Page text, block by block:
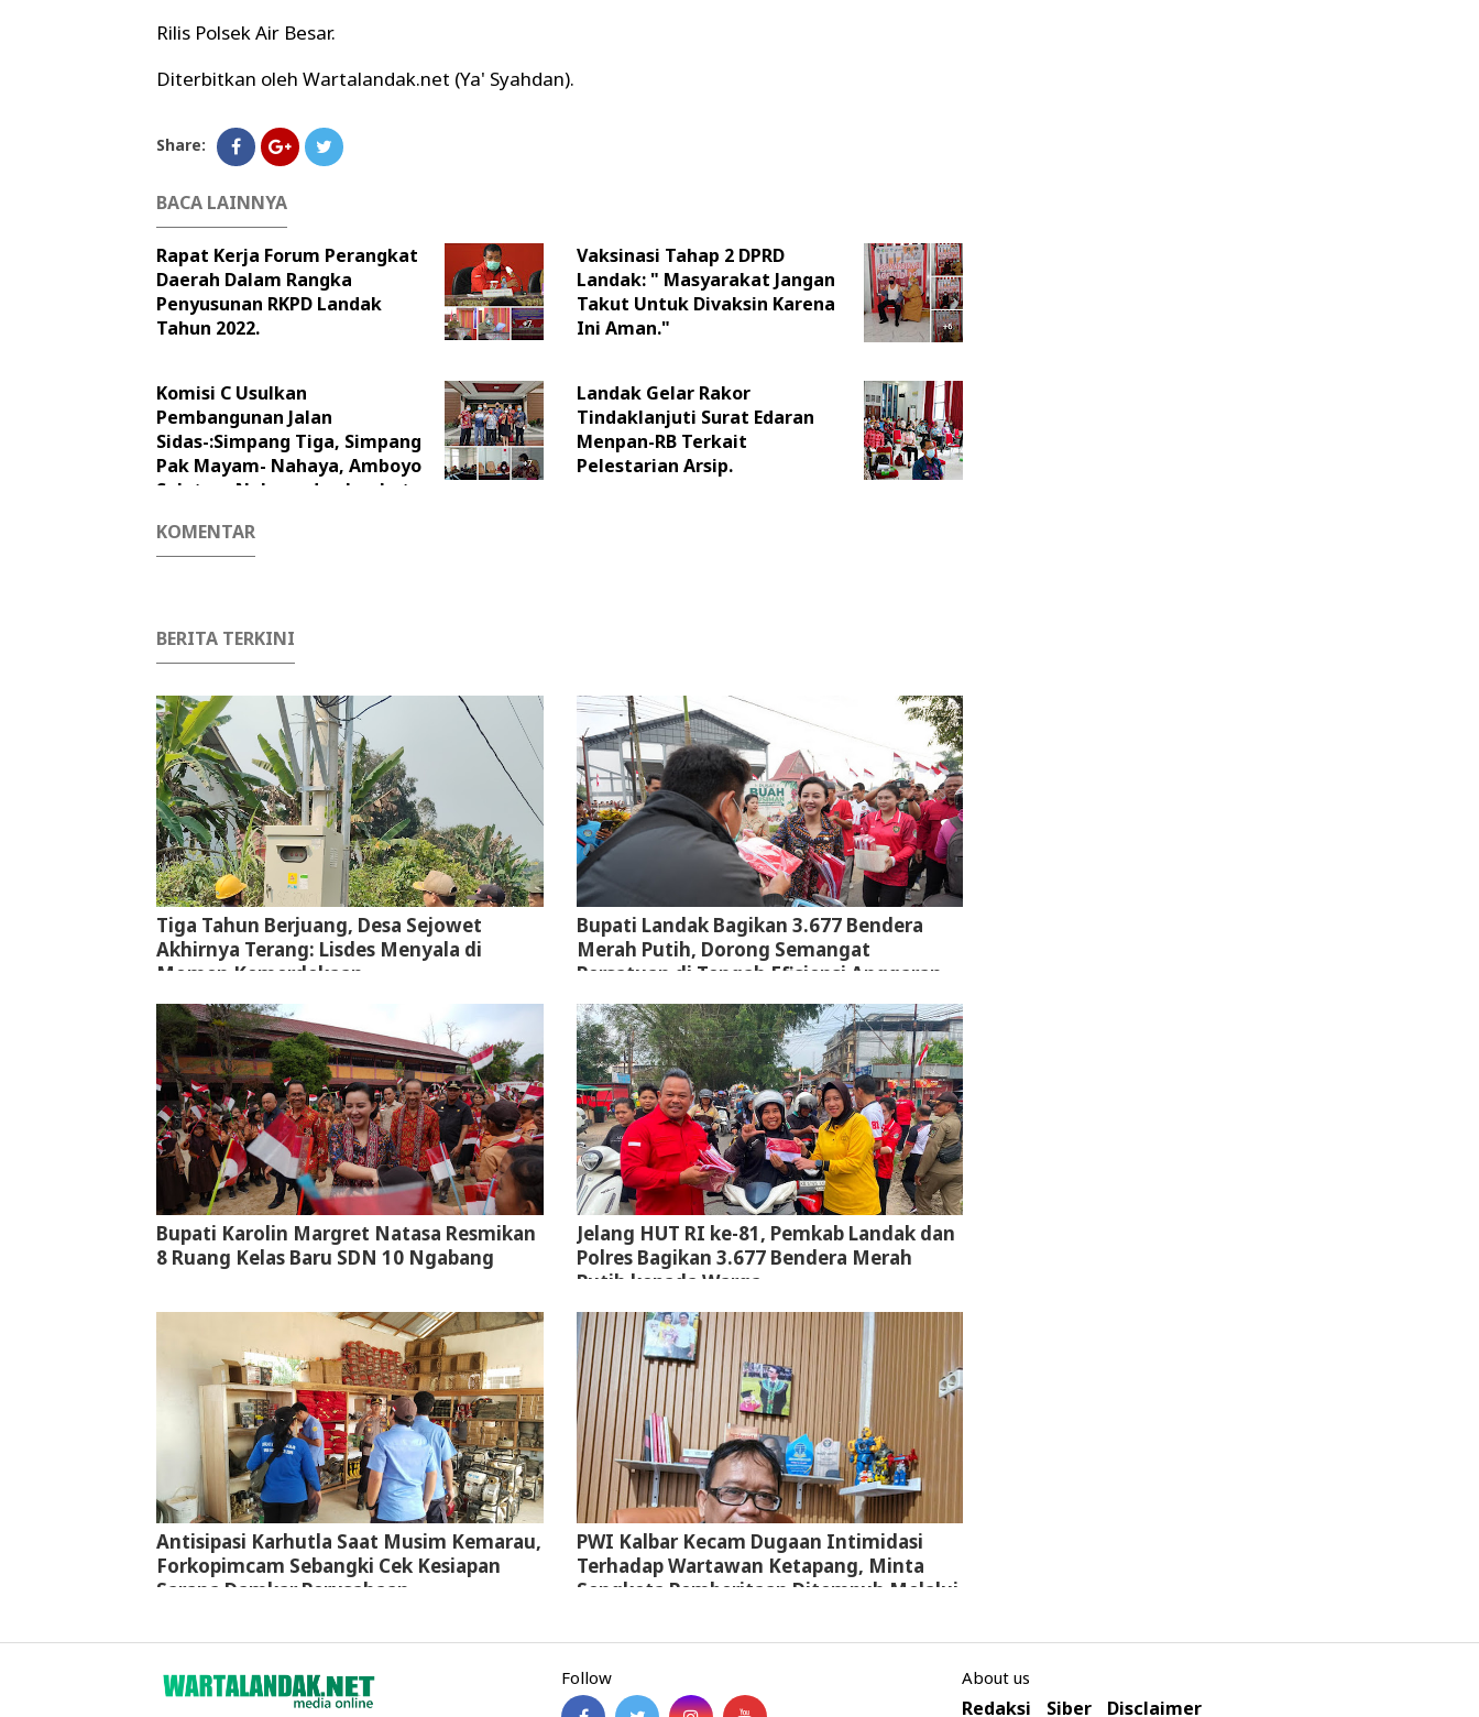
Rilis Polsek Air Besar.
Diterbitkan oleh Wartalandak.net (Ya' Syahdan).
Share:
BACA LAINNYA
Rapat Kerja Forum Perangkat
Daerah Dalam Rangka
Penyusunan RKPD Landak
Tahun 2022.
Vaksinasi Tahap 2 DPRD
Landak: " Masyarakat Jangan
Takut Untuk Divaksin Karena
Ini Aman."
Komisi C Usulkan
Pembangunan Jalan
Sidas-:Simpang Tiga, Simpang
Pak Mayam- Nahaya, Amboyo
Selatan- Nahaya dan Jembatan
Landak Gelar Rakor
Tindaklanjuti Surat Edaran
Menpan-RB Terkait
Pelestarian Arsip.
KOMENTAR
BERITA TERKINI
Tiga Tahun Berjuang, Desa Sejowet
Akhirnya Terang: Lisdes Menyala di
Momen Kemerdekaan
Bupati Landak Bagikan 3.677 Bendera
Merah Putih, Dorong Semangat
Persatuan di Tengah Efisiensi Anggaran
Bupati Karolin Margret Natasa Resmikan
8 Ruang Kelas Baru SDN 10 Ngabang
Jelang HUT RI ke-81, Pemkab Landak dan
Polres Bagikan 3.677 Bendera Merah
Putih kepada Warga
Antisipasi Karhutla Saat Musim Kemarau,
Forkopimcam Sebangki Cek Kesiapan
Sarana Damkar Perusahaan
PWI Kalbar Kecam Dugaan Intimidasi
Terhadap Wartawan Ketapang, Minta
Sengketa Pemberitaan Ditempuh Melalui
Follow About us
Redaksi Siber Disclaimer